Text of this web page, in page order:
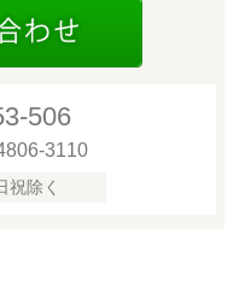
506
3110
祝除く